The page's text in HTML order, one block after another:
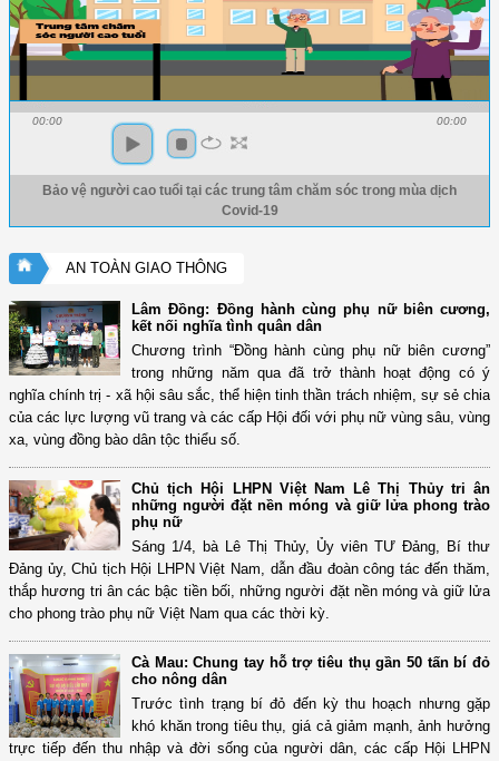
00:00 00:00
Bảo vệ người cao tuổi tại các trung tâm chăm sóc trong mùa dịch
Covid-19
AN TOÀN GIAO THÔNG
Lâm Đồng: Đồng hành cùng phụ nữ biên cương,
kết nối nghĩa tình quân dân
Chương trình “Đồng hành cùng phụ nữ biên cương”
trong những năm qua đã trở thành hoạt động có ý
nghĩa chính trị - xã hội sâu sắc, thể hiện tinh thần trách nhiệm, sự sẻ chia
của các lực lượng vũ trang và các cấp Hội đối với phụ nữ vùng sâu, vùng
xa, vùng đồng bào dân tộc thiểu số.
Chủ tịch Hội LHPN Việt Nam Lê Thị Thủy tri ân
những người đặt nền móng và giữ lửa phong trào
phụ nữ
Sáng 1/4, bà Lê Thị Thủy, Ủy viên TƯ Đảng, Bí thư
Đảng ủy, Chủ tịch Hội LHPN Việt Nam, dẫn đầu đoàn công tác đến thăm,
thắp hương tri ân các bậc tiền bối, những người đặt nền móng và giữ lửa
cho phong trào phụ nữ Việt Nam qua các thời kỳ.
Cà Mau: Chung tay hỗ trợ tiêu thụ gần 50 tấn bí đỏ
cho nông dân
Trước tình trạng bí đỏ đến kỳ thu hoạch nhưng gặp
khó khăn trong tiêu thụ, giá cả giảm mạnh, ảnh hưởng
trực tiếp đến thu nhập và đời sống của người dân, các cấp Hội LHPN